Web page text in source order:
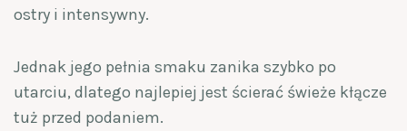
ostry i intensywny.
Jednak jego pełnia smaku zanika szybko po
utarciu, dlatego najlepiej jest ścierać świeże kłącze
tuż przed podaniem.